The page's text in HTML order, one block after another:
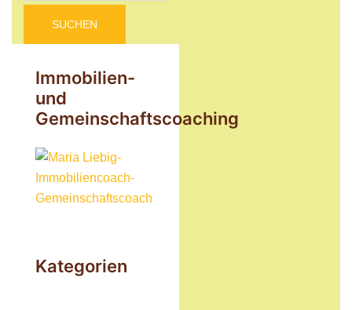
Immobilien-
und
Gemeinschaftscoaching
Kategorien